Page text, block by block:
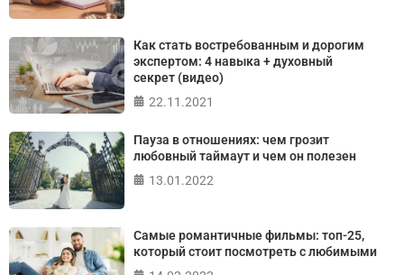
Как стать востребованным и дорогим
экспертом: 4 навыка + духовный
секрет (видео)
22.11.2021
Пауза в отношениях: чем грозит
любовный таймаут и чем он полезен
13.01.2022
Самые романтичные фильмы: топ-25,
который стоит посмотреть с любимыми